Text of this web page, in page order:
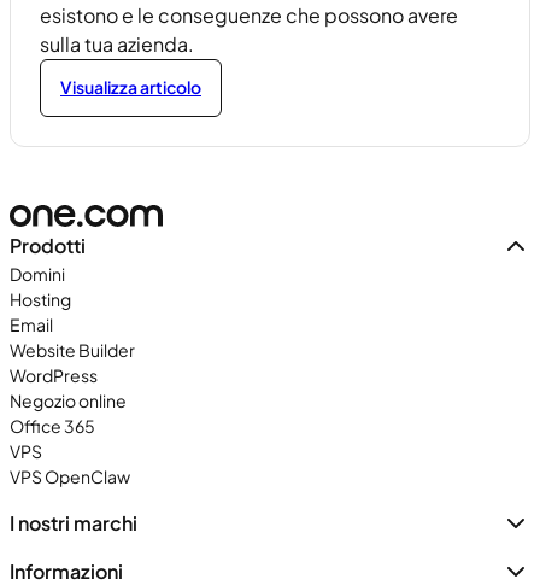
esistono e le conseguenze che possono avere
sulla tua azienda.
Visualizza articolo
Prodotti
Domini
Hosting
Email
Website Builder
WordPress
Negozio online
Office 365
VPS
VPS OpenClaw
I nostri marchi
Informazioni